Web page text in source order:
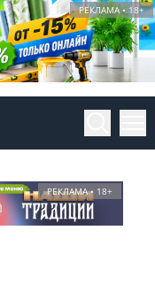
РЕКЛАМА • 18+
РЕКЛАМА • 18+